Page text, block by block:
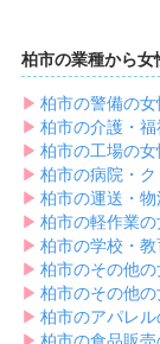
柏市の業種から
▶︎ 柏市の警備の
▶︎ 柏市の介護・
▶︎ 柏市の工場の
▶︎ 柏市の病院・
▶︎ 柏市の運送・
▶︎ 柏市の軽作業
▶︎ 柏市の学校・
▶︎ 柏市のその他
▶︎ 柏市のその他
▶︎ 柏市のアパレ
▶︎ 柏市の食品販